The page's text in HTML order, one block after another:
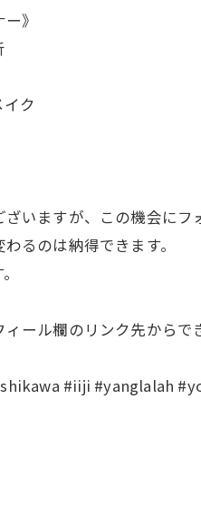
》
ク
いますが、この機会にフ
るのは納得できます。
ール欄のリンク先からで
#iiji #yanglalah